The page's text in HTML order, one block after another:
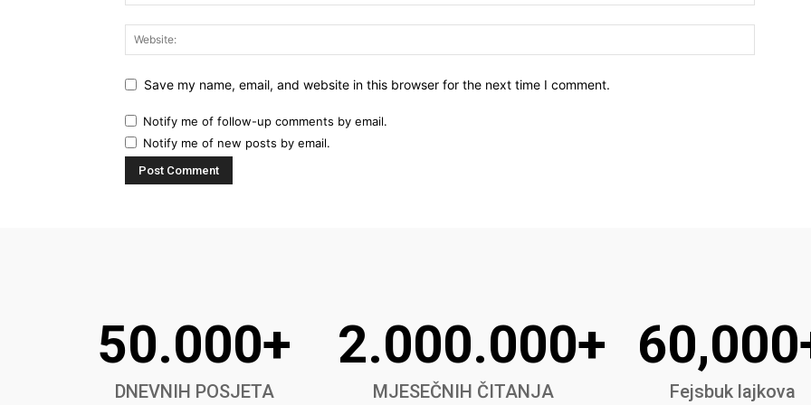
Save my name, email, and website in this browser for the next time I comment.
Notify me of follow-up comments by email.
Notify me of new posts by email.
50.000+
DNEVNIH POSJETA
2.000.000+
MJESEČNIH ČITANJA Fejsbuk lajkova